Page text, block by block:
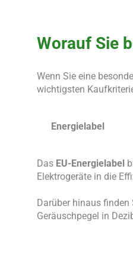
Worauf Sie
Wenn Sie eine
wichtigsten
Energielabel
Das EU-Energielabel
Elektrogeräte in die
Darüber hinaus
Geräuschpegel in